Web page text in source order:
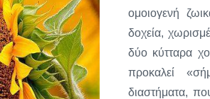
ομοιογενή
δοχεία,
δύο κύτταρα
προκαλεί
διαστήματα,